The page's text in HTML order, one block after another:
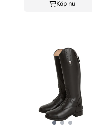
Köp nu